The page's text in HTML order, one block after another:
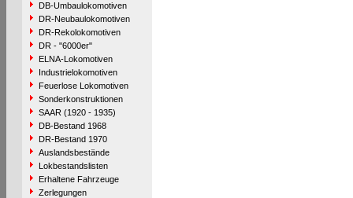
DB-Umbaulokomotiven
DR-Neubaulokomotiven
DR-Rekolokomotiven
DR - "6000er"
ELNA-Lokomotiven
Industrielokomotiven
Feuerlose Lokomotiven
Sonderkonstruktionen
SAAR (1920 - 1935)
DB-Bestand 1968
DR-Bestand 1970
Auslandsbestände
Lokbestandslisten
Erhaltene Fahrzeuge
Zerlegungen